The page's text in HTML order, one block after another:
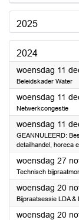
2025
2024
woensdag 11
Beleidskader Water
woensdag 11
Netwerkcongestie
woensdag 11
GEANNULEERD:
detailhandel, horeca
woensdag 27
Technisch
woensdag 20
Bijpraatsessie LDA &
woensdag 20